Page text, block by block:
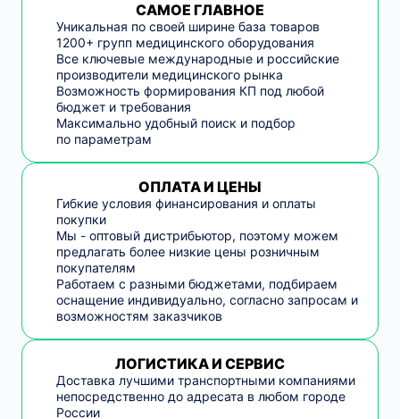
САМОЕ ГЛАВНОЕ
Уникальная по своей ширине база товаров
1200+ групп медицинского оборудования
Все ключевые международные и российские
производители медицинского рынка
Возможность формирования КП под любой
бюджет и требования
Максимально удобный поиск и подбор
по параметрам
ОПЛАТА И ЦЕНЫ
Гибкие условия финансирования и оплаты
покупки
Мы - оптовый дистрибьютор, поэтому можем
предлагать более низкие цены розничным
покупателям
Работаем с разными бюджетами, подбираем
оснащение индивидуально, согласно запросам и
возможностям заказчиков
ЛОГИСТИКА И СЕРВИС
Доставка лучшими транспортными компаниями
непосредственно до адресата в любом городе
России